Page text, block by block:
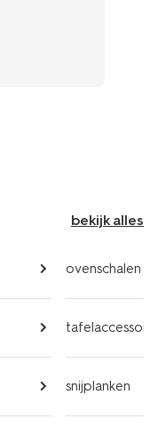
bekijk alles
ovenschalen
snijplanken